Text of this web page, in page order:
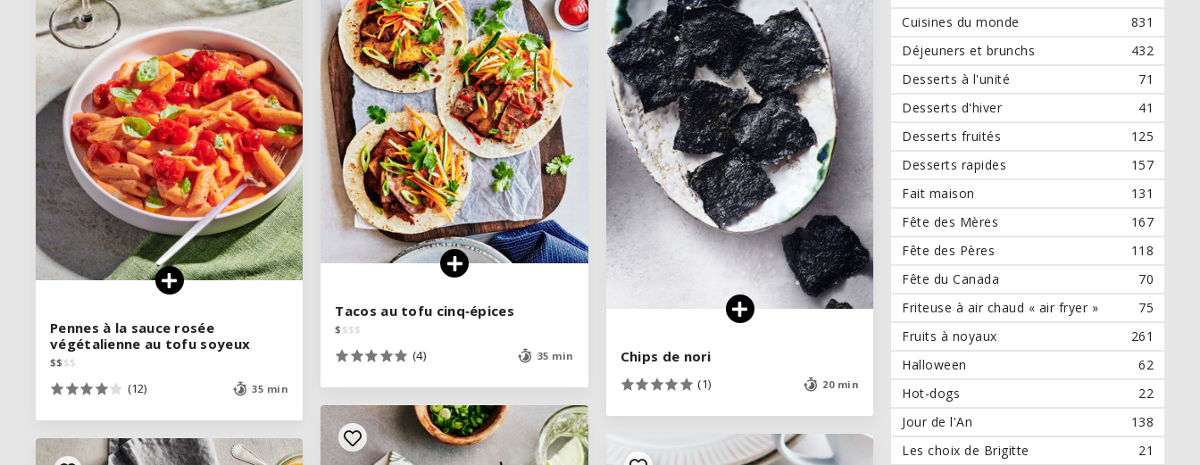
VOIR LA RECETTE
VOIR LA RECETTE
VOIR LA RECETTE
Tacos au tofu cinq‑épices
$ $$$
(4) 35 min
Tacos au tofu cinq‑épices
$ $$$
(4) 35 min
Pennes à la sauce rosée
végétalienne au tofu soyeux
$$ $$
(12) 35 min
Pennes à la sauce rosée
végétalienne au tofu soyeux
$$ $$
(12) 35 min
Chips de nori
(1) 20 min
Chips de nori
(1) 20 min
Cuisines du monde
831
Déjeuners et brunchs
432
Desserts à l'unité
71
Desserts d'hiver
41
Desserts fruités
125
Desserts rapides
157
Fait maison
131
Fête des Mères
167
Fête des Pères
118
Fête du Canada
70
Friteuse à air chaud « air fryer »
75
Fruits à noyaux
261
Halloween
62
Hot-dogs
22
Jour de l'An
138
Les choix de Brigitte
21